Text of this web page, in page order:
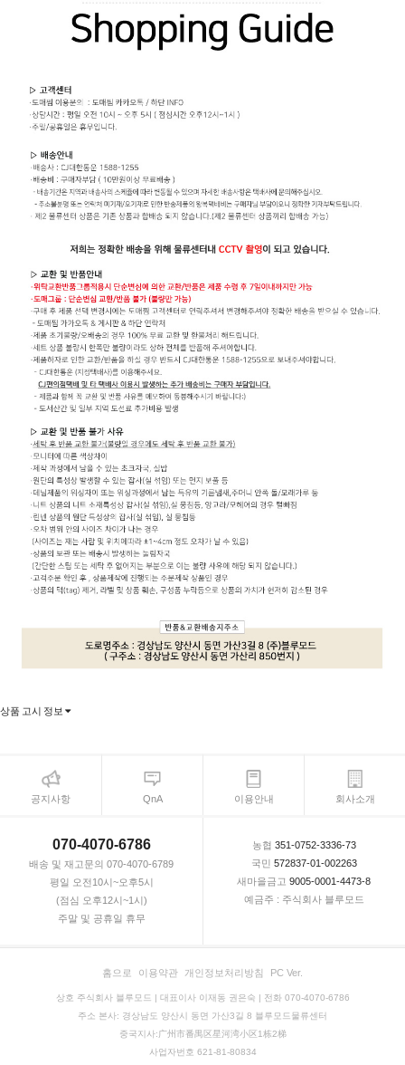
상품 고시 정보
공지사항 QnA 이용안내 회사소개
070-4070-6786
배송 및 재고문의 070-4070-6789
평일 오전10시~오후5시
(점심 오후12시~1시)
주말 및 공휴일 휴무
농협 351-0752-3336-73
국민 572837-01-002263
새마을금고 9005-0001-4473-8
예금주 : 주식회사 블루모드
홈으로 이용약관 개인정보처리방침 PC Ver.
상호 주식회사 블루모드 | 대표이사 이재동 권은숙 | 전화 070-4070-6786
주소 본사: 경상남도 양산시 동면 가산3길 8 블루모드물류센터
중국지사:广州市番禺区星河湾小区1栋2梯
사업자번호 621-81-80834